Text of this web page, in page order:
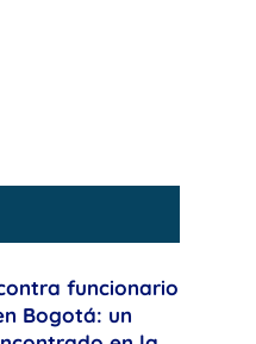
funcionario
Bogotá: un